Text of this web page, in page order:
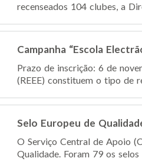
recenseados 104 clubes, a
Campanha “Escola
Prazo de inscrição: 6 de
(REEE) constituem o tipo de
Selo Europeu de
O Serviço Central de Apoio
Qualidade. Foram 79 os